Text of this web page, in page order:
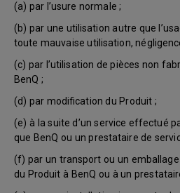
(a) par l’usure normale ;
(b) par une utilisation autre que
toute mauvaise utilisation,
(c) par l’utilisation de pièces non
BenQ ;
(d) par modification du Produit ;
(e) à la suite d’un service effectué
que BenQ ou un prestataire de
(f) par un transport ou un
du Produit à BenQ ou à un